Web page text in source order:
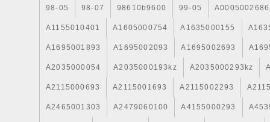
98-05 98-07 98610b9600 99-05 A0005002686
A1155010401 A1605000754 A1635000155
A1695001893 A1695002093 A1695002693
A2035000054 A2035000193kz A2035000293kz
A2115000693 A2115001693 A2115002293
A2465001303 A2479060100 A4155000293